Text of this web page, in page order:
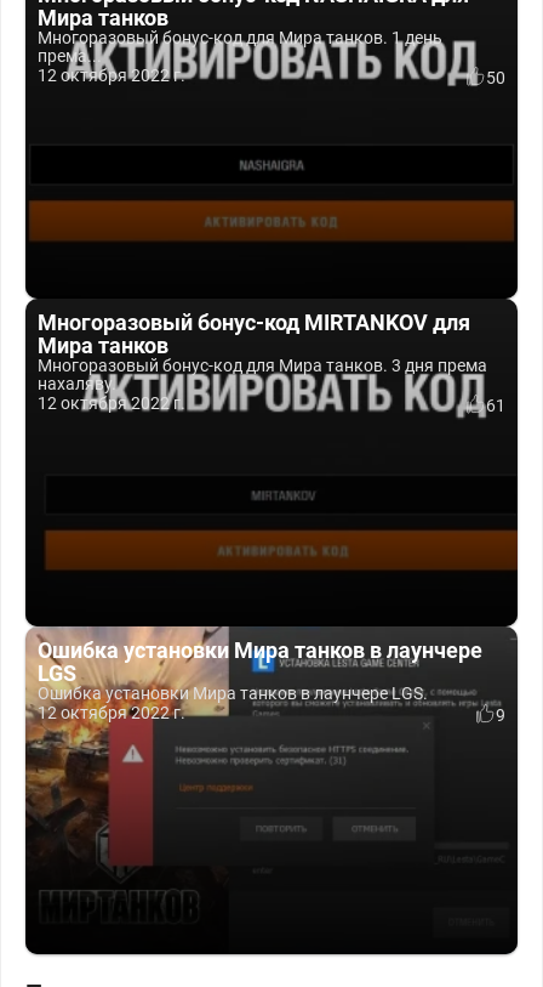
Мира танков
Многоразовый бонус-код для Мира танков. 1 день
према...
12 октября 2022 г.
50
Многоразовый бонус-код MIRTANKOV для
Мира танков
Многоразовый бонус-код для Мира танков. 3 дня према
нахаляву.
12 октября 2022 г.
61
Ошибка установки Мира танков в лаунчере
LGS
Ошибка установки Мира танков в лаунчере LGS.
12 октября 2022 г.
9